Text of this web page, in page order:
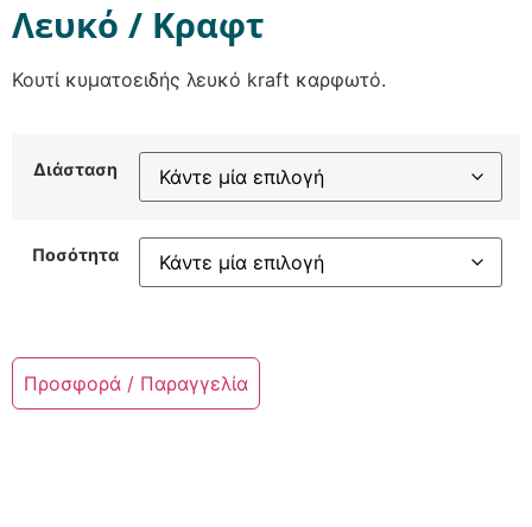
Λευκό / Κραφτ
Κουτί κυματοειδής λευκό kraft καρφωτό.
Διάσταση
Ποσότητα
Προσφορά / Παραγγελία